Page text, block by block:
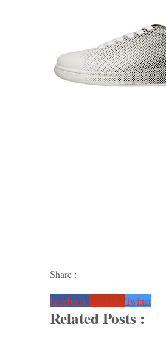
Share :
Facebook Google+ Twitter
Related Posts :